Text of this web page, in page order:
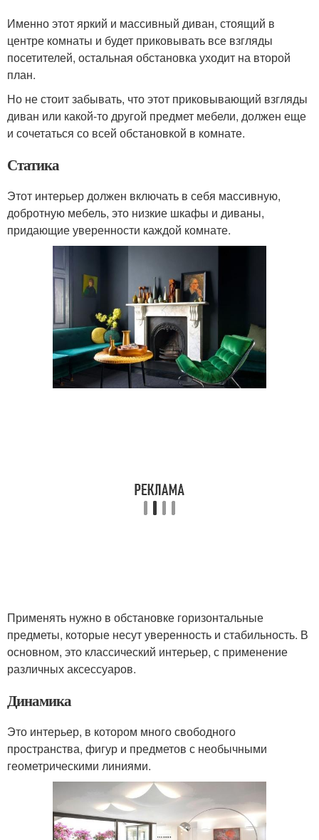
Именно этот яркий и массивный диван, стоящий в
центре комнаты и будет приковывать все взгляды
посетителей, остальная обстановка уходит на второй
план.
Но не стоит забывать, что этот приковывающий взгляды
диван или какой-то другой предмет мебели, должен еще
и сочетаться со всей обстановкой в комнате.
Статика
Этот интерьер должен включать в себя массивную,
добротную мебель, это низкие шкафы и диваны,
придающие уверенности каждой комнате.
Применять нужно в обстановке горизонтальные
предметы, которые несут уверенность и стабильность. В
основном, это классический интерьер, с применение
различных аксессуаров.
Динамика
Это интерьер, в котором много свободного
пространства, фигур и предметов с необычными
геометрическими линиями.